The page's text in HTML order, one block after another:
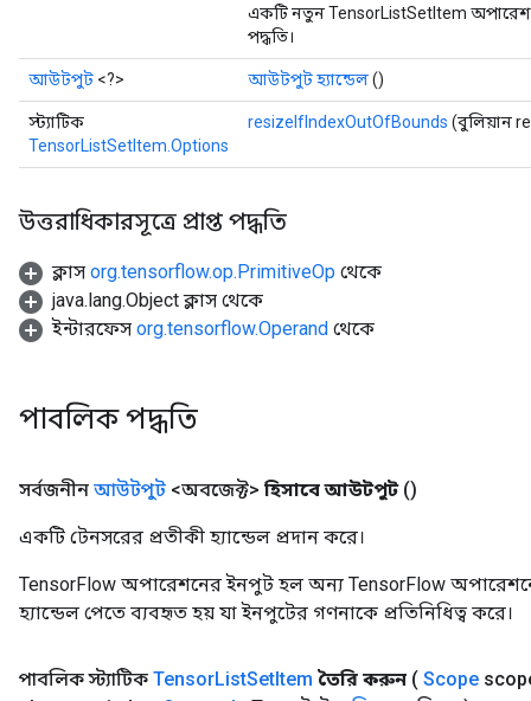
একটি নতুন TensorListSetItem
পদ্ধতি।
আউটপুট <?> আউটপুট হ্যান্ডেল()
স্ট্যাটিক
TensorListSetItem.Options
resizeIfIndexOutOfBounds (বুলিয়ান
উত্তরাধিকারসূত্রে প্রাপ্ত পদ্ধতি
ক্লাস org.tensorflow.op.PrimitiveOp থেকে
java.lang.Object ক্লাস থেকে
ইন্টারফেস org.tensorflow.Operand থেকে
পাবলিক পদ্ধতি
সর্বজনীন আউটপুট <অবজেক্ট> হিসাবে আউটপুট ()
একটি টেনসরের প্রতীকী হ্যান্ডেল প্রদান করে।
TensorFlow অপারেশনের ইনপুট হল অন্য TensorFlow
হ্যান্ডেল পেতে ব্যবহৃত হয় যা ইনপুটের গণনাকে প্রতিনিধিত্ব করে।
পাবলিক স্ট্যাটিক TensorListSetItem তৈরি করুন ( Scope